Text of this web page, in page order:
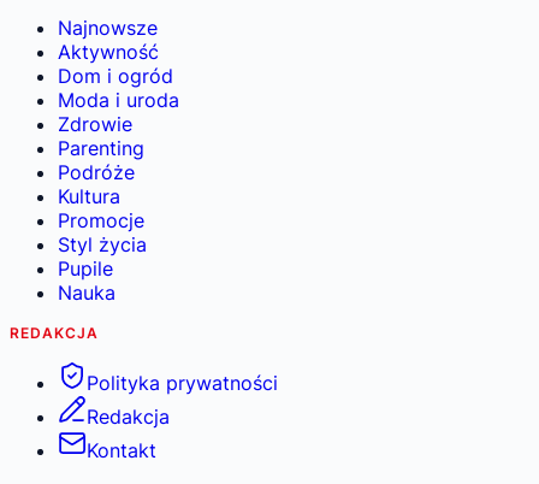
Najnowsze
Aktywność
Dom i ogród
Moda i uroda
Zdrowie
Parenting
Podróże
Kultura
Promocje
Styl życia
Pupile
Nauka
REDAKCJA
Polityka prywatności
Redakcja
Kontakt